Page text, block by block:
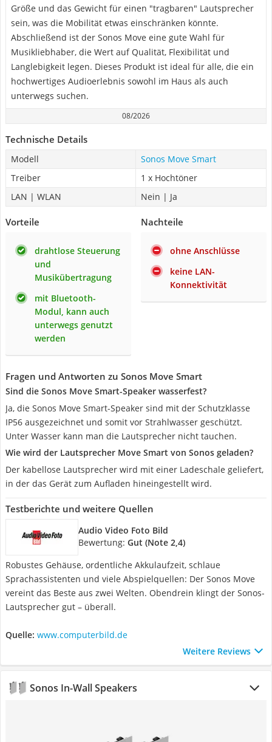
Größe und das Gewicht für einen "tragbaren" Lautsprecher
sein, was die Mobilität etwas einschränken könnte.
Abschließend ist der Sonos Move eine gute Wahl für
Musikliebhaber, die Wert auf Qualität, Flexibilität und
Langlebigkeit legen. Dieses Produkt ist ideal für alle, die ein
hochwertiges Audioerlebnis sowohl im Haus als auch
unterwegs suchen.
08/2026
Technische Details
Modell
Sonos Move Smart
Treiber
1 x Hochtöner
LAN | WLAN
Nein | Ja
Vorteile
drahtlose Steuerung
und
Musikübertragung
mit Bluetooth-
Modul, kann auch
unterwegs genutzt
werden
Nachteile
ohne Anschlüsse
keine LAN-
Konnektivität
Fragen und Antworten zu Sonos Move Smart
Sind die Sonos Move Smart-Speaker wasserfest?
Ja, die Sonos Move Smart-Speaker sind mit der Schutzklasse
IP56 ausgezeichnet und somit vor Strahlwasser geschützt.
Unter Wasser kann man die Lautsprecher nicht tauchen.
Wie wird der Lautsprecher Move Smart von Sonos geladen?
Der kabellose Lautsprecher wird mit einer Ladeschale geliefert,
in der das Gerät zum Aufladen hineingestellt wird.
Testberichte und weitere Quellen
Audio Video Foto Bild
Bewertung: Gut (Note 2,4)
Robustes Gehäuse, ordentliche Akkulaufzeit, schlaue
Sprachassistenten und viele Abspielquellen: Der Sonos Move
vereint das Beste aus zwei Welten. Obendrein klingt der Sonos-
Lautsprecher gut – überall.
Quelle: www.computerbild.de
Weitere Reviews
Sonos In-Wall Speakers